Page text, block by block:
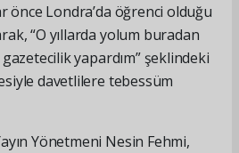
önce Londra’da öğrenci olduğu
“O yıllarda yolum buradan
yapardım” şeklindeki
davetlilere tebessüm
Yönetmeni Nesin Fehmi,